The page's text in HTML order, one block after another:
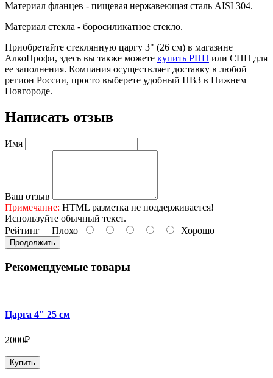
Материал фланцев - пищевая нержавеющая сталь AISI 304.
Материал стекла - боросиликатное стекло.
Приобретайте стеклянную царгу 3" (26 см) в магазине
АлкоПрофи, здесь вы также можете купить РПН или СПН для
ее заполнения. Компания осуществляет доставку в любой
регион России, просто выберете удобный ПВЗ в Нижнем
Новгороде.
Написать отзыв
Имя
Ваш отзыв
Примечание: HTML разметка не поддерживается!
Используйте обычный текст.
Рейтинг Плохо Хорошо
Продолжить
Рекомендуемые товары
Царга 4" 25 см
2000₽
Купить